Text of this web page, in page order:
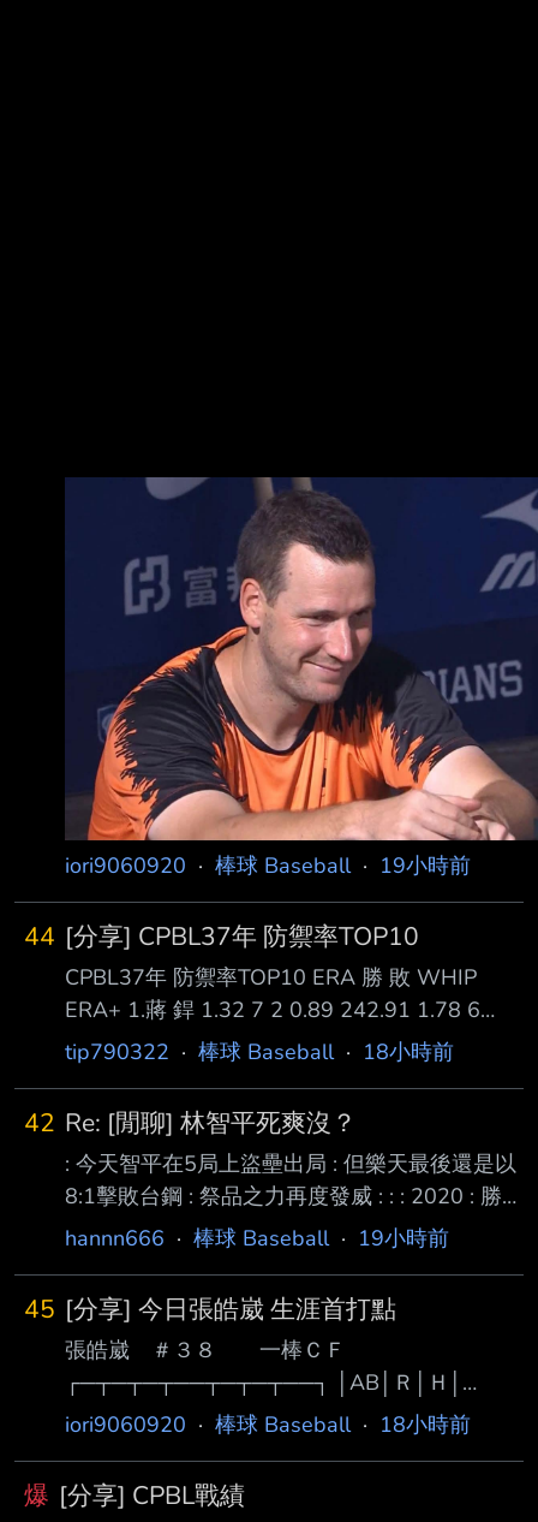
iori9060920 · 棒球 Baseball· 19小時前
44 [分享] CPBL37年 防禦率TOP10
CPBL37年 防禦率TOP10 ERA 勝 敗 WHIP
ERA+ 1.蔣 銲 1.32 7 2 0.89 242.91 1.78 6
0.99 179.31 1.82 8 5 1.01 175.16 1.88 5 4
鋼 龍 2.14 5 7 1.11 149.78 7.鈴木駿輔 2.14 8
4 1.10 149.35 8.李東洺 2.33 10 2 1.18 137.18
9.摩爾曼* 2.70 5 6 1.22 1
tip790322 · 棒球 Baseball· 18小時前
42 Re: [閒聊] 林智平死爽沒？
: 今天智平在5局上盜壘出局 : 但樂天最後還是以
8:1擊敗台鋼 : 祭品之力再度發威 : : : 2020 : 勝
05/12 吱17:10喵 死壘上時14:9 : 負 07/01 吱0
上時1 :0 : 勝 08/05 吱4 : 3邦 死壘上時2 :3 : 勝
08/06 吱8 : 3邦 死壘上時0 :0 和8 :2 : 勝 08/07
吱4 : 1爪 死壘上時0 :1 : 勝 08/30 吱7 : 4喵 死
壘上時3 :3 : 勝
hannn666 · 棒球 Baseball· 19小時前
45 [分享] 今日張皓崴 生涯首打點
張皓崴 ＃３８ 一棒ＣＦ
┌─┬─┬─┬──┬─┬─┬──┐ │AB│Ｒ│Ｈ│
RBI│BB│SO│ AVG│
│１│.359│ └─┴─┴─┴──┴─┴─┴──┘ 第一打
席 一上 右邊穿越安打(R) 第二打席 二上 中間落
iori9060920 · 棒球 Baseball· 18小時前
爆 [分享] CPBL戰績